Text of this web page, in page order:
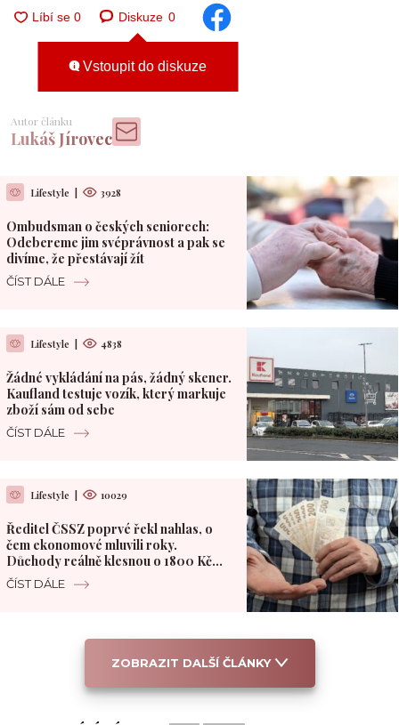
Diskuze 0
Vstoupit do diskuze
Autor článku
Lukáš Jírovec
Lifestyle 3928
Ombudsman o českých seniorech:
Odebereme jim svéprávnost a pak se
divíme, že přestávají žít
ČÍST DÁLE
Lifestyle 4838
Žádné vykládání na pás, žádný skener.
Kaufland testuje vozík, který markuje
zboží sám od sebe
ČÍST DÁLE
Lifestyle 10029
Ředitel ČSSZ poprvé řekl nahlas, o
čem ekonomové mluvili roky.
Důchody reálně klesnou o 1800 Kč
měsíčně
ČÍST DÁLE
ZOBRAZIT DALŠÍ ČLÁNKY